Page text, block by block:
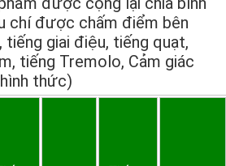
chí được chấm điểm bên
giai điệu, tiếng quạt,
tiếng Tremolo, Cảm giác
thức)